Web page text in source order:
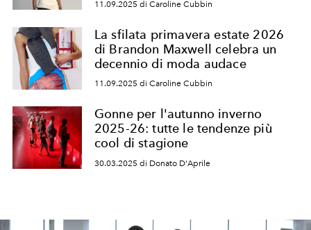
11.09.2025 di Caroline Cubbin
La sfilata primavera estate 2026
di Brandon Maxwell celebra un
decennio di moda audace
11.09.2025 di Caroline Cubbin
Gonne per l'autunno inverno
2025-26: tutte le tendenze più
cool di stagione
30.03.2025 di Donato D'Aprile